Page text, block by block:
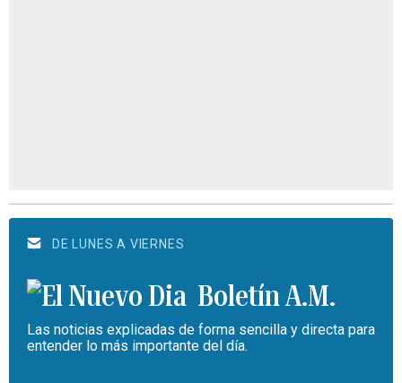
DE LUNES A VIERNES
Boletín A.M.
Las noticias explicadas de forma sencilla y directa para
entender lo más importante del día.